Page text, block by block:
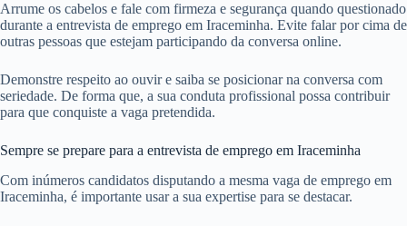
Arrume os cabelos e fale com firmeza e segurança quando questionado
durante a entrevista de emprego em Iraceminha. Evite falar por cima de
outras pessoas que estejam participando da conversa online.
Demonstre respeito ao ouvir e saiba se posicionar na conversa com
seriedade. De forma que, a sua conduta profissional possa contribuir
para que conquiste a vaga pretendida.
Sempre se prepare para a entrevista de emprego em Iraceminha
Com inúmeros candidatos disputando a mesma vaga de emprego em
Iraceminha, é importante usar a sua expertise para se destacar.